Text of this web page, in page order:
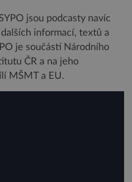
jsou podcasty navíc
informací, textů a
je součástí Národního
ČR a na jeho
MŠMT a EU.